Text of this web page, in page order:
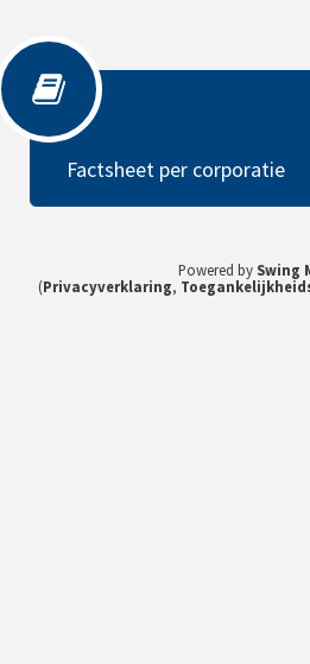
Factsheet per corporatie
Factsheet per corporatie
Powered by Swing
(Privacyverklaring,